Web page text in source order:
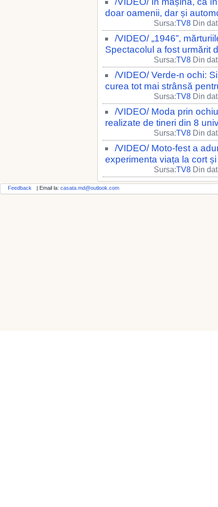
doar oamenii, dar și
Sursa:TV8 Din
/VIDEO/ „1946”,
Spectacolul a fost urmărit
Sursa:TV8 Din
/VIDEO/ Verde-n ochi:
curea tot mai strânsă
Sursa:TV8 Din
/VIDEO/ Moda prin
realizate de tineri din 8
Sursa:TV8 Din
/VIDEO/ Moto-fest a
experimenta viața la cort
Sursa:TV8 Din
Feedback | Email la: casata.md@outlook.com